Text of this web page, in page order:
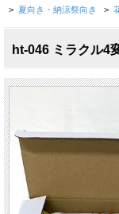
> 夏向き・納涼祭向き >
ht-046 ミラクル4